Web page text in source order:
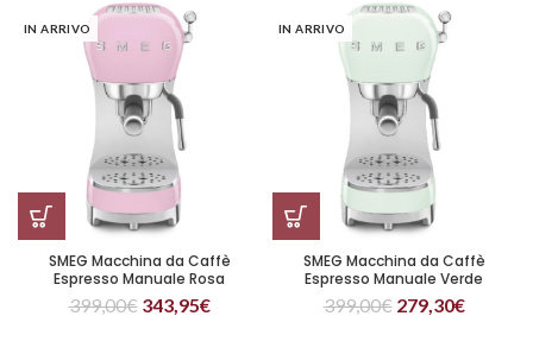
IN ARRIVO
SMEG Macchina da Caffè
Espresso Manuale Rosa
399,00€ 343,95€
IN ARRIVO
SMEG Macchina da Caffè
Espresso Manuale Verde
399,00€ 279,30€